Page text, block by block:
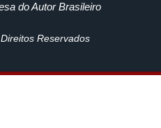
do Autor Brasileiro
Reservados